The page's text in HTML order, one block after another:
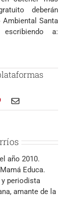
deberán
Santa
a:
PinterestCorreo
electrónico
año 2010.
Educa.
periodista
amante de la